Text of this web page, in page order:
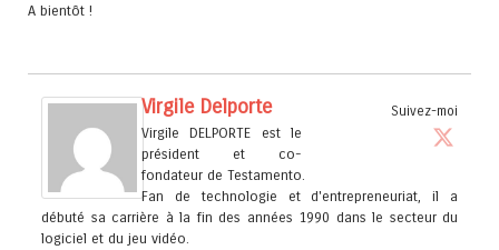
A bientôt !
Suivez-moi
Virgile Delporte
Virgile DELPORTE est le
président et co-
fondateur de Testamento.
Fan de technologie et d'entrepreneuriat, il a
débuté sa carrière à la fin des années 1990 dans le secteur du
logiciel et du jeu vidéo.